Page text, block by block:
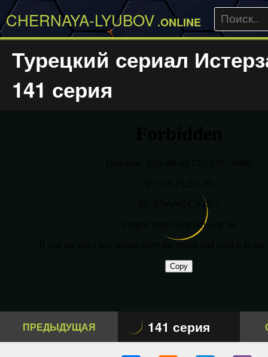
CHERNAYA-LYUBOV .ONLINE
Турецкий сериал
141 серия
ПРЕДЫДУЩАЯ 141 серия